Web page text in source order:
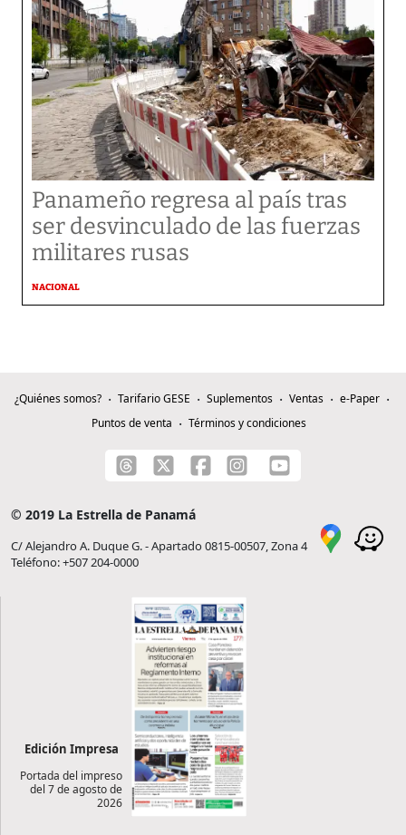
Panameño regresa al país tras
ser desvinculado de las fuerzas
militares rusas
NACIONAL
¿Quiénes somos? Tarifario GESE Suplementos Ventas
e-Paper
Puntos de venta
Términos y condiciones
© 2019 La Estrella de Panamá
C/ Alejandro A. Duque G. - Apartado 0815-00507, Zona 4
Teléfono: +507 204-0000
Edición Impresa
Portada del impreso
del 7 de agosto de
2026